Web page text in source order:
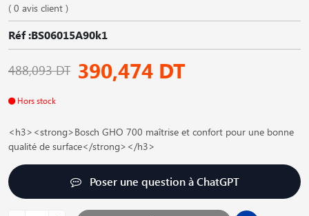
( 0 avis client )
Réf :BS06015A90k1
488,093 DT 390,474 DT
Hors stock
<h3><strong>Bosch GHO 700 maîtrise et confort pour une bonne
qualité de surface</strong></h3>
Poser une question à ChatGPT